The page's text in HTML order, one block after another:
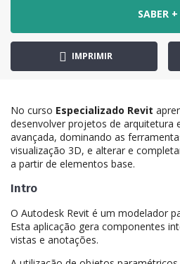
SABER +
IMPRIMIR
No curso Especializado Revit
desenvolver projetos de arquitetura
avançada, dominando as
visualização 3D, e alterar e
a partir de elementos base.
Intro
O Autodesk Revit é um modelador
Esta aplicação gera componentes
vistas e anotações.